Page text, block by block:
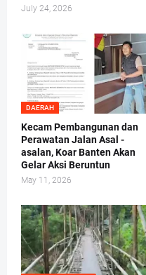
July 24, 2026
DAERAH
Kecam Pembangunan dan
Perawatan Jalan Asal -
asalan, Koar Banten Akan
Gelar Aksi Beruntun
May 11, 2026